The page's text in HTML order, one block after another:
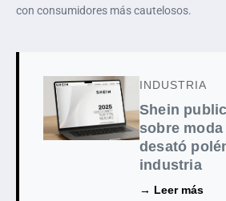
con consumidores más cautelosos.
INDUSTRIA
Shein
sobre
desató
industria
→ Leer más